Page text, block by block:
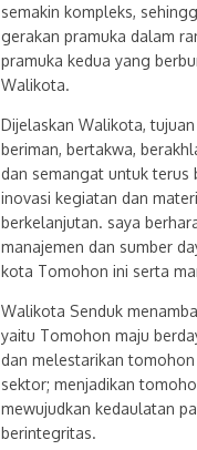
semakin kompleks,
gerakan pramuka dalam
pramuka kedua yang
Walikota.
Dijelaskan Walikota,
beriman, bertakwa,
dan semangat untuk terus
inovasi kegiatan dan
berkelanjutan. saya
manajemen dan sumber
kota Tomohon ini serta
Walikota Senduk
yaitu Tomohon maju
dan melestarikan
sektor; menjadikan
mewujudkan kedaulatan
berintegritas.